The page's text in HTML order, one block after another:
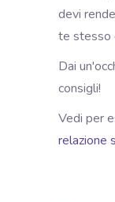
devi
te stesso
Dai
consigli!
Vedi per
relazione